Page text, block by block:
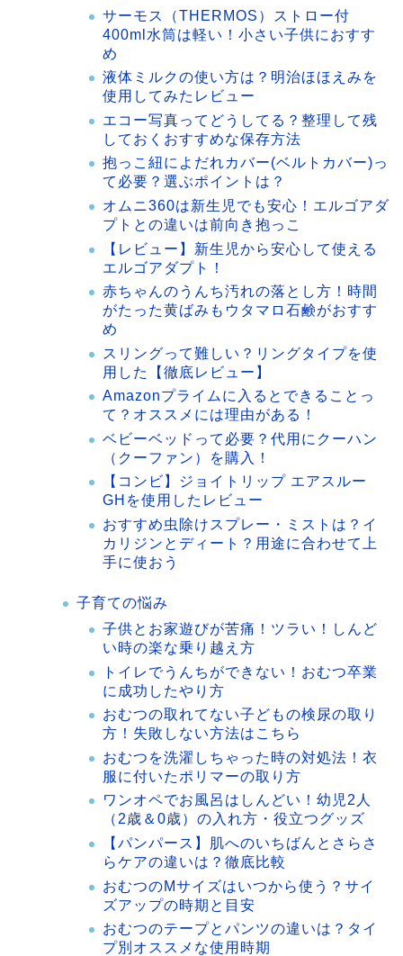
サーモス（THERMOS）ストロー付
400ml水筒は軽い！小さい子供におすす
め
液体ミルクの使い方は？明治ほほえみを
使用してみたレビュー
エコー写真ってどうしてる？整理して残
しておくおすすめな保存方法
抱っこ紐によだれカバー(ベルトカバー)っ
て必要？選ぶポイントは？
オムニ360は新生児でも安心！エルゴアダ
プトとの違いは前向き抱っこ
【レビュー】新生児から安心して使える
エルゴアダプト！
赤ちゃんのうんち汚れの落とし方！時間
がたった黄ばみもウタマロ石鹸がおすす
め
スリングって難しい？リングタイプを使
用した【徹底レビュー】
Amazonプライムに入るとできることっ
て？オススメには理由がある！
ベビーベッドって必要？代用にクーハン
（クーファン）を購入！
【コンビ】ジョイトリップ エアスルー
GHを使用したレビュー
おすすめ虫除けスプレー・ミストは？イ
カリジンとディート？用途に合わせて上
手に使おう
子育ての悩み
子供とお家遊びが苦痛！ツラい！しんど
い時の楽な乗り越え方
トイレでうんちができない！おむつ卒業
に成功したやり方
おむつの取れてない子どもの検尿の取り
方！失敗しない方法はこちら
おむつを洗濯しちゃった時の対処法！衣
服に付いたポリマーの取り方
ワンオペでお風呂はしんどい！幼児2人
（2歳＆0歳）の入れ方・役立つグッズ
【パンパース】肌へのいちばんとさらさ
らケアの違いは？徹底比較
おむつのMサイズはいつから使う？サイ
ズアップの時期と目安
おむつのテープとパンツの違いは？タイ
プ別オススメな使用時期